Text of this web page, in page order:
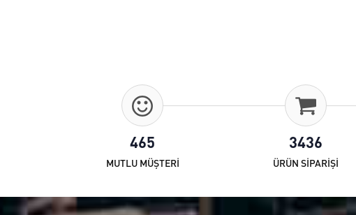
465
MUTLU MÜŞTERİ
3436
ÜRÜN SİPARİŞİ